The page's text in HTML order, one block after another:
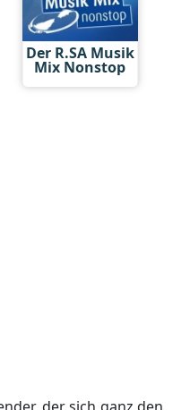
Der R.SA Musik
Mix Nonstop